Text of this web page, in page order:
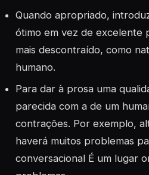
Quando apropriado,
ótimo em vez de excelente
mais descontraído, como
humano.
Para dar à prosa uma
parecida com a de um
contrações. Por exemplo,
haverá muitos problemas
conversacional É um lugar